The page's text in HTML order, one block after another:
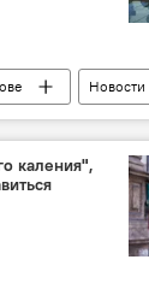
Новости
каления",